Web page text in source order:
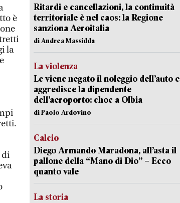
è
la
di
Ritardi e cancellazioni, la continuità
territoriale è nel caos: la Regione
sanziona Aeroitalia
di Andrea Massidda
La violenza
Le viene negato il noleggio dell’auto e
aggredisce la dipendente
dell’aeroporto: choc a Olbia
di Paolo Ardovino
Calcio
Diego Armando Maradona, all’asta il
pallone della “Mano di Dio” – Ecco
quanto vale
La storia